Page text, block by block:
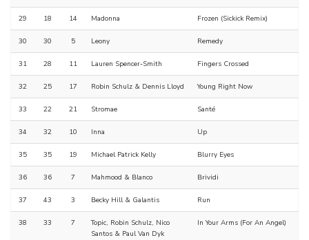
29 18 14 Madonna Frozen (Sickick Remix)
30 30 5 Leony Remedy
31 28 11 Lauren Spencer-Smith Fingers Crossed
32 25 17 Robin Schulz & Dennis Lloyd Young Right Now
33 22 21 Stromae Santé
34 32 10 Inna Up
35 35 19 Michael Patrick Kelly Blurry Eyes
36 36 7 Mahmood & Blanco Brividi
37 43 3 Becky Hill & Galantis Run
38 33 7
Topic, Robin Schulz, Nico
Santos & Paul Van Dyk
In Your Arms (For An Angel)